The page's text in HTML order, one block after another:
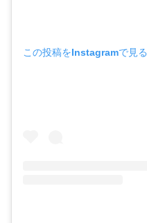
この投稿をInstagramで見る